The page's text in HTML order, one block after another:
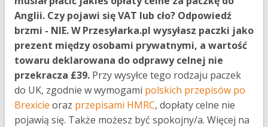
Anglii. Czy pojawi się VAT lub cło? Odpowiedź
brzmi - NIE. W Przesyłarka.pl wysyłasz paczki jako
prezent między osobami prywatnymi, a wartość
towaru deklarowana do odprawy celnej nie
przekracza £39. Przy wysyłce tego rodzaju paczek
do UK, zgodnie w wymogami polskich przepisów po
Brexicie oraz przepisami HMRC, dopłaty celne nie
pojawią się. Także możesz być spokojny/a. Więcej na